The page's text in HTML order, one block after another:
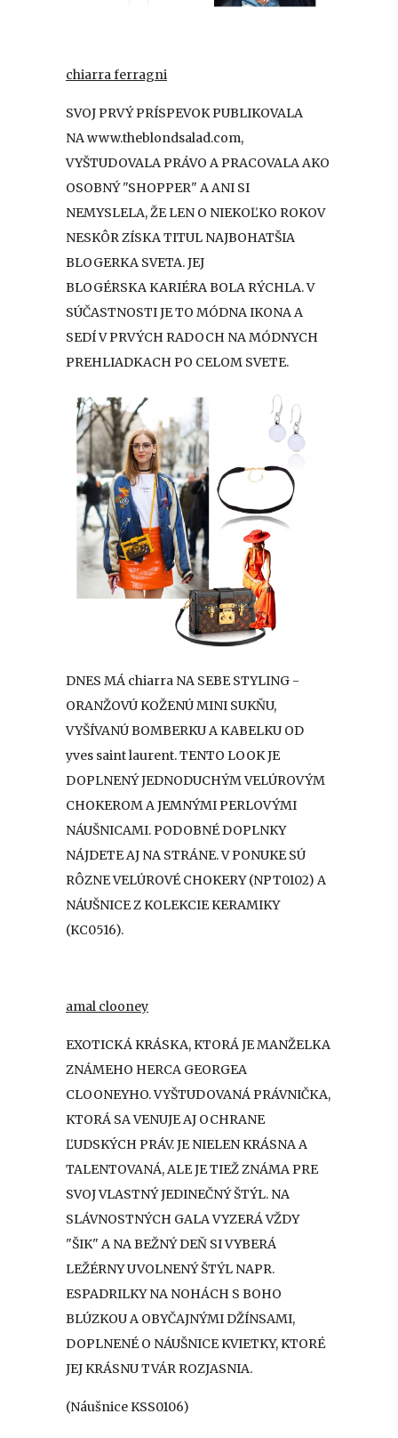
chiarra ferragni
SVOJ PRVÝ PRÍSPEVOK PUBLIKOVALA
NA www.theblondsalad.com,
VYŠTUDOVALA PRÁVO A PRACOVALA AKO
OSOBNÝ "SHOPPER" A ANI SI
NEMYSLELA, ŽE LEN O NIEKOĽKO ROKOV
NESKÔR ZÍSKA TITUL NAJBOHATŠIA
BLOGERKA SVETA. JEJ
BLOGÉRSKA KARIÉRA BOLA RÝCHLA. V
SÚČASTNOSTI JE TO MÓDNA IKONA A
SEDÍ V PRVÝCH RADOCH NA MÓDNYCH
PREHLIADKACH PO CELOM SVETE.
DNES MÁ chiarra NA SEBE STYLING -
ORANŽOVÚ KOŽENÚ MINI SUKŇU,
VYŠÍVANÚ BOMBERKU A KABELKU OD
yves saint laurent. TENTO LOOK JE
DOPLNENÝ JEDNODUCHÝM VELÚROVÝM
CHOKEROM A JEMNÝMI PERLOVÝMI
NÁUŠNICAMI. PODOBNÉ DOPLNKY
NÁJDETE AJ NA STRÁNE. V PONUKE SÚ
RÔZNE VELÚROVÉ CHOKERY (NPT0102) A
NÁUŠNICE Z KOLEKCIE KERAMIKY
(KC0516).
amal clooney
EXOTICKÁ KRÁSKA, KTORÁ JE MANŽELKA
ZNÁMEHO HERCA GEORGEA
CLOONEYHO. VYŠTUDOVANÁ PRÁVNIČKA,
KTORÁ SA VENUJE AJ OCHRANE
ĽUDSKÝCH PRÁV. JE NIELEN KRÁSNA A
TALENTOVANÁ, ALE JE TIEŽ ZNÁMA PRE
SVOJ VLASTNÝ JEDINEČNÝ ŠTÝL. NA
SLÁVNOSTNÝCH GALA VYZERÁ VŽDY
"ŠIK" A NA BEŽNÝ DEŇ SI VYBERÁ
LEŽÉRNY UVOLNENÝ ŠTÝL NAPR.
ESPADRILKY NA NOHÁCH S BOHO
BLÚZKOU A OBYČAJNÝMI DŽÍNSAMI,
DOPLNENÉ O NÁUŠNICE KVIETKY, KTORÉ
JEJ KRÁSNU TVÁR ROZJASNIA.
(Náušnice KSS0106)